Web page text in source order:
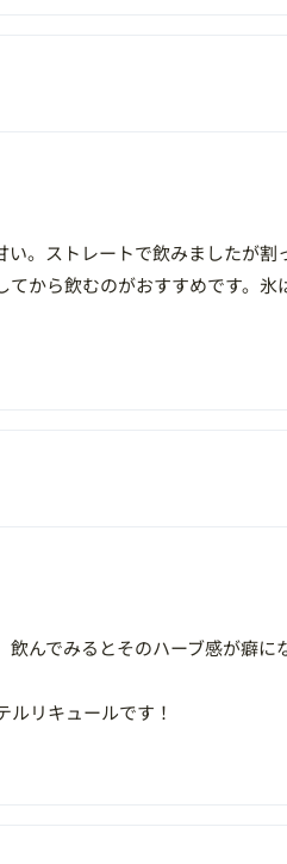
。ストレートで飲みましたが
から飲むのがおすすめです。氷
んでみるとそのハーブ感が癖に
リキュールです！